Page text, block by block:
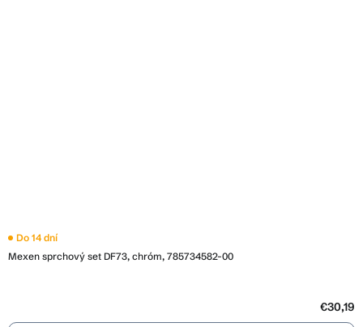
Mexen sprchový set DF73, chróm, 785734582-00
Do 14 dní
€30,19